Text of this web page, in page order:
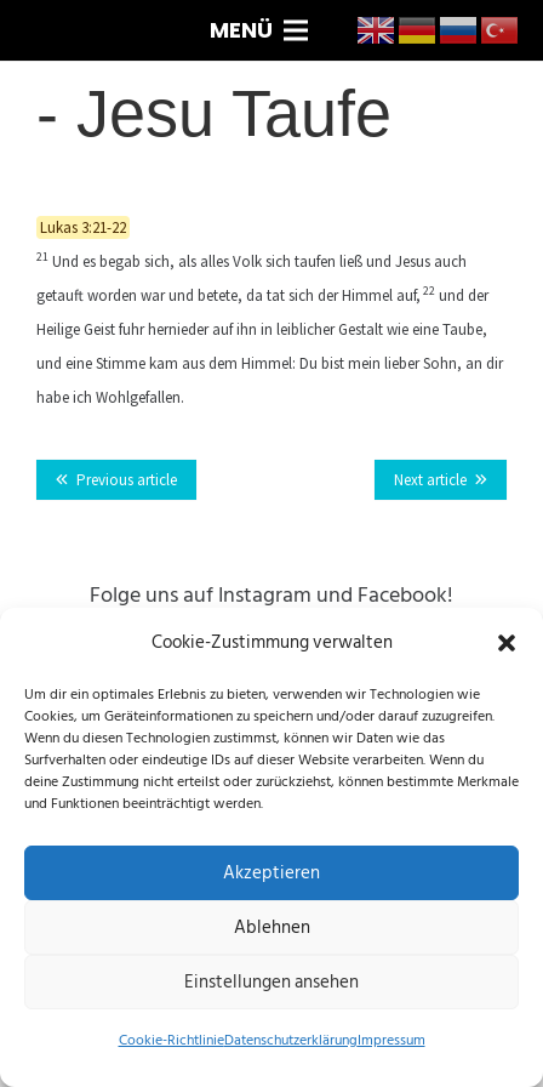
Cookie-Zustimmung verwalten
Um dir ein optimales Erlebnis zu bieten, verwenden wir Technologien wie
Cookies, um Geräteinformationen zu speichern und/oder darauf zuzugreifen.
Wenn du diesen Technologien zustimmst, können wir Daten wie das
Surfverhalten oder eindeutige IDs auf dieser Website verarbeiten. Wenn du
deine Zustimmung nicht erteilst oder zurückziehst, können bestimmte Merkmale
und Funktionen beeinträchtigt werden.
Akzeptieren
Ablehnen
Einstellungen ansehen
Cookie-RichtlinieDatenschutzerklärungImpressum
MENÜ
- Jesu Taufe
Lukas 3:21-22
21 Und es begab sich, als alles Volk sich taufen ließ und Jesus auch
getauft worden war und betete, da tat sich der Himmel auf, 22 und der
Heilige Geist fuhr hernieder auf ihn in leiblicher Gestalt wie eine Taube,
und eine Stimme kam aus dem Himmel: Du bist mein lieber Sohn, an dir
habe ich Wohlgefallen.
Next article
Previous article
Folge uns auf Instagram und Facebook!
Datenschutzerklärung|Impressum|Cookie-
Richtlinie (EU)
© 2026 echus.de